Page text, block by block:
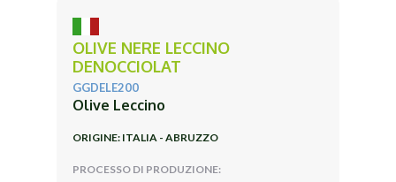
OLIVE NERE LECCINO
DENOCCIOLAT
GGDELE200
Olive Leccino
ORIGINE: ITALIA - ABRUZZO
PROCESSO DI PRODUZIONE: